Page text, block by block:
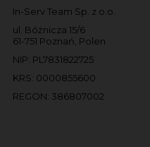
In-Serv Team Sp. z o.o.
ul. Bóżnicza 15/6
61-751 Poznań, Polen
NIP: PL7831822725
KRS: 0000855600
REGON: 386807002